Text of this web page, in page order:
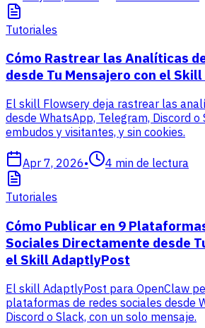
Tutoriales
Cómo Rastrear las Analíticas
desde Tu Mensajero con el
El skill Flowsery deja rastrear las
desde WhatsApp, Telegram, Discord o
embudos y visitantes, y sin cookies.
Apr 7, 2026• 4 min de lectura
Tutoriales
Cómo Publicar en 9
Sociales Directamente desde
el Skill AdaptlyPost
El skill AdaptlyPost para OpenClaw
plataformas de redes sociales desde
Discord o Slack, con un solo mensaje.